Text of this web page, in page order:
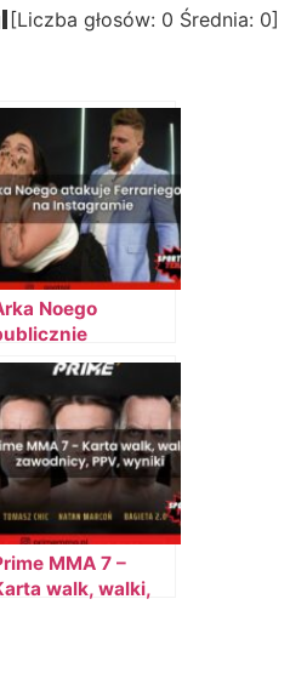
[Liczba głosów: 0 Średnia: 0]
Noego
MMA 7 –
walk, walki,